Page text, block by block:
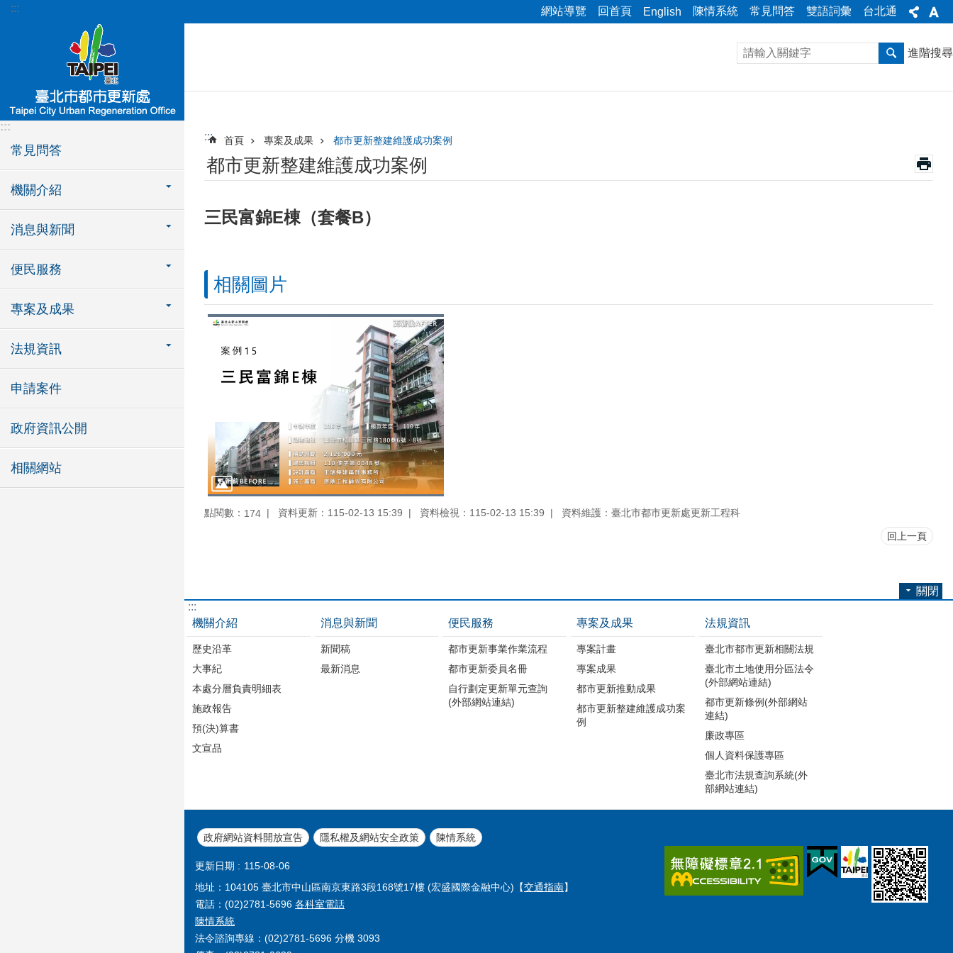
跳到主要內容區塊
::: 網站導覽 回首頁 English 陳情系統 常見問答 雙語詞彙 台北通
:::
常見問答
機關介紹
消息與新聞
便民服務
專案及成果
法規資訊
申請案件
政府資訊公開
相關網站
進階搜尋
::: 首頁 專案及成果 都市更新整建維護成功案例
都市更新整建維護成功案例
三民富錦E棟（套餐B）
相關圖片
點閱數： 174 資料更新：115-02-13 15:39 資料檢視：115-02-13 15:39 資料維護：臺北市都市更新處更新工程科
回上一頁
關閉
:::
機關介紹
歷史沿革
大事紀
本處分層負責明細表
施政報告
預(決)算書
文宣品
消息與新聞
新聞稿
最新消息
便民服務
都市更新事業作業流程
都市更新委員名冊
自行劃定更新單元查詢
(外部網站連結)
專案及成果
專案計畫
專案成果
都市更新推動成果
都市更新整建維護成功案
例
法規資訊
臺北市都市更新相關法規
臺北市土地使用分區法令
(外部網站連結)
都市更新條例(外部網站
連結)
廉政專區
個人資料保護專區
臺北市法規查詢系統(外
部網站連結)
政府網站資料開放宣告 隱私權及網站安全政策 陳情系統
更新日期
115-08-06
地址：104105 臺北市中山區南京東路3段168號17樓 (宏盛國際金融中心)【交通指南】
電話：(02)2781-5696 各科室電話
陳情系統
法令諮詢專線：(02)2781-5696 分機 3093